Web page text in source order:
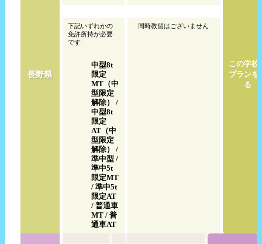
長野県
下記いずれかの
免許所持が必要
です
中型8t
限定
MT（中
型限定
解除） /
中型8t
限定
AT（中
型限定
解除） /
準中型 /
準中5t
限定MT
/ 準中5t
限定AT
/ 普通車
MT / 普
通車AT
同時教習はございません
この学校
プランを
る